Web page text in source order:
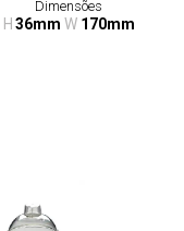
Dimensões
H 36mm W 170mm